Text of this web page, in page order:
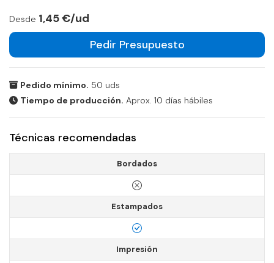
Desde 1,45 €/ud
Pedir Presupuesto
Pedido mínimo. 50 uds
Tiempo de producción. Aprox. 10 días hábiles
Técnicas recomendadas
Bordados
Estampados
Impresión